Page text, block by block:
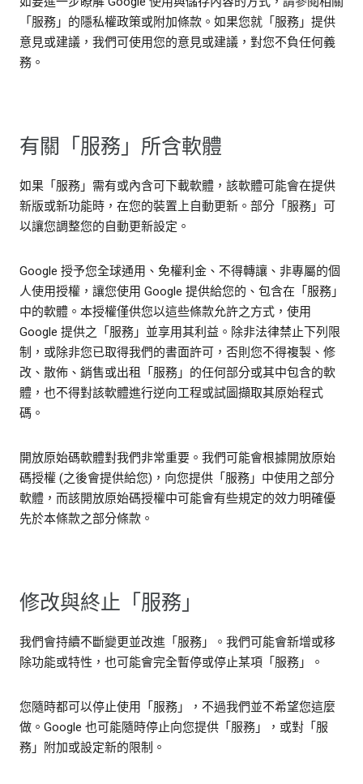
「服務」的隱私權政策或附加條款。如果您就「服務」提供
意見或建議，我們可使用您的意見或建議，對您不負任何義
務。
有關「服務」所含軟體
如果「服務」需有或內含可下載軟體，該軟體可能會在提供
新版或新功能時，在您的裝置上自動更新。部分「服務」可
以讓您調整您的自動更新設定。
Google 授予您全球通用、免權利金、不得轉讓、非專屬的個
人使用授權，讓您使用 Google 提供給您的、包含在「服務」
中的軟體。本授權僅供您以這些條款允許之方式，使用
Google 提供之「服務」並享用其利益。除非法律禁止下列限
制，或除非您已取得我們的書面許可，否則您不得複製、修
改、散佈、銷售或出租「服務」的任何部分或其中包含的軟
體，也不得對該軟體進行逆向工程或試圖擷取其原始程式
碼。
開放原始碼軟體對我們非常重要。我們可能會根據開放原始
碼授權 (之後會提供給您)，向您提供「服務」中使用之部分
軟體，而該開放原始碼授權中可能會有些規定的效力明確優
先於本條款之部分條款。
修改與終止「服務」
我們會持續不斷變更並改進「服務」。我們可能會新增或移
除功能或特性，也可能會完全暫停或停止某項「服務」。
您隨時都可以停止使用「服務」，不過我們並不希望您這麼
做。Google 也可能隨時停止向您提供「服務」，或對「服
務」附加或設定新的限制。